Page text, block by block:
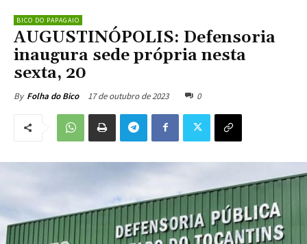
BICO DO PAPAGAIO
AUGUSTINÓPOLIS: Defensoria
inaugura sede própria nesta
sexta, 20
By Folha do Bico 17 de outubro de 2023 0